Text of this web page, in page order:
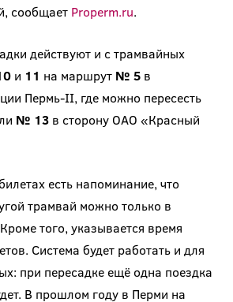
сообщает Properm.ru.
действуют и с трамвайных
и 11 на маршрут № 5 в
Пермь-II, где можно пересесть
№ 13в сторону ОАО «Красный
есть напоминание, что
трамвай можно только в
того, указывается время
Система будет работать и для
при пересадке ещё одна поездка
В прошлом году в Перми на